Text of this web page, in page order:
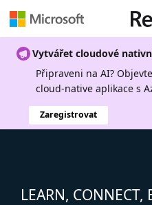
Vytvářet cloudové
Připraveni na AI?
cloud-native aplikace s
Zaregistrovat
LEARN, CONNECT,